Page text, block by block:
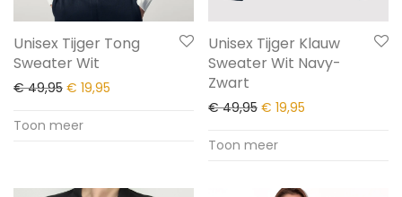
Unisex Tijger Tong
Sweater Wit
€49,95 € 19,95
Toon meer
Unisex Tijger Klauw
Sweater Wit Navy-
Zwart
€49,95 € 19,95
Toon meer